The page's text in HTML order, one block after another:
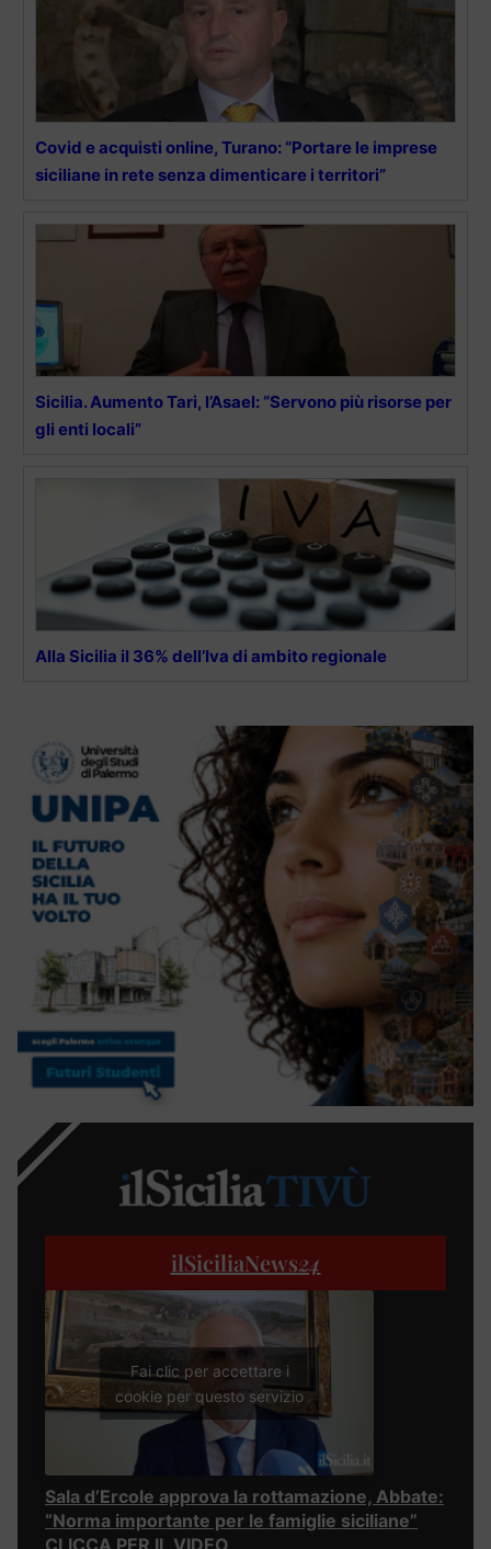
Covid e acquisti online, Turano: “Portare le imprese
siciliane in rete senza dimenticare i territori”
Sicilia. Aumento Tari, l’Asael: “Servono più risorse per
gli enti locali”
Alla Sicilia il 36% dell’Iva di ambito regionale
ilSiciliaNews24
Fai clic per accettare i
cookie per questo servizio
Sala d’Ercole approva la rottamazione, Abbate:
“Norma importante per le famiglie siciliane”